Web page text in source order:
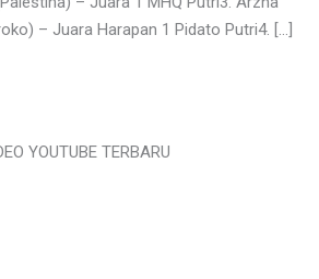
– Juara Harapan 1 Pidato Putri4. […]
YOUTUBE TERBARU